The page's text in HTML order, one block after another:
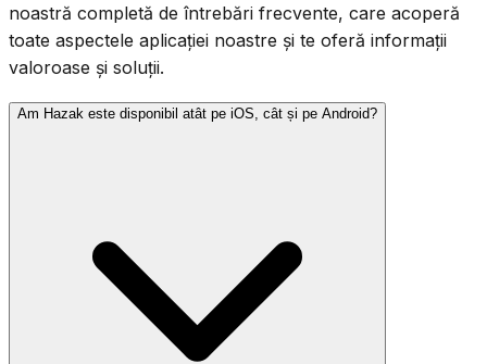
noastră completă de întrebări frecvente, care acoperă
toate aspectele aplicației noastre și te oferă informații
valoroase și soluții.
Am Hazak este disponibil atât pe iOS, cât și pe Android?